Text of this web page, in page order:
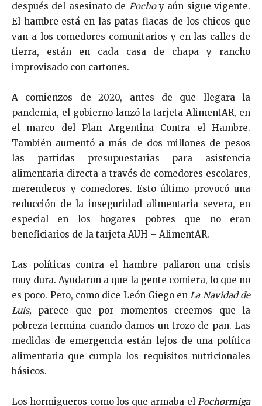
después del asesinato de Pochoy aún sigue vigente.
El hambre está en las patas flacas de los chicos que
van a los comedores comunitarios y en las calles de
tierra, están en cada casa de chapa y rancho
improvisado con cartones.
A comienzos de 2020, antes de que llegara la
pandemia, el gobierno lanzó la tarjeta AlimentAR, en
el marco del Plan Argentina Contra el Hambre.
También aumentó a más de dos millones de pesos
las partidas presupuestarias para asistencia
alimentaria directa a través de comedores escolares,
merenderos y comedores. Esto último provocó una
reducción de la inseguridad alimentaria severa, en
especial en los hogares pobres que no eran
beneficiarios de la tarjeta AUH – AlimentAR.
Las políticas contra el hambre paliaron una crisis
muy dura. Ayudaron a que la gente comiera, lo que no
es poco. Pero, como dice León Giego enLa Navidad de
Luis, parece que por momentos creemos que la
pobreza termina cuando damos un trozo de pan. Las
medidas de emergencia están lejos de una política
alimentaria que cumpla los requisitos nutricionales
básicos.
Los hormigueros como los que armaba el Pochormiga